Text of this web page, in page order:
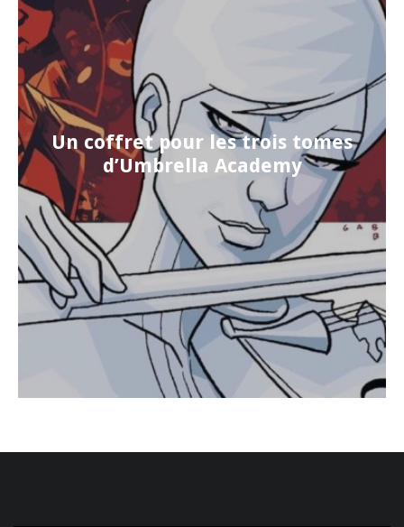
Un coffret pour les trois tomes
d’Umbrella Academy